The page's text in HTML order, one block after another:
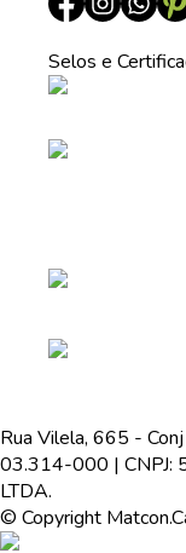
Selos e
Rua Vilela, 665 -
03.314-000 | CNPJ:
LTDA.
© Copyright